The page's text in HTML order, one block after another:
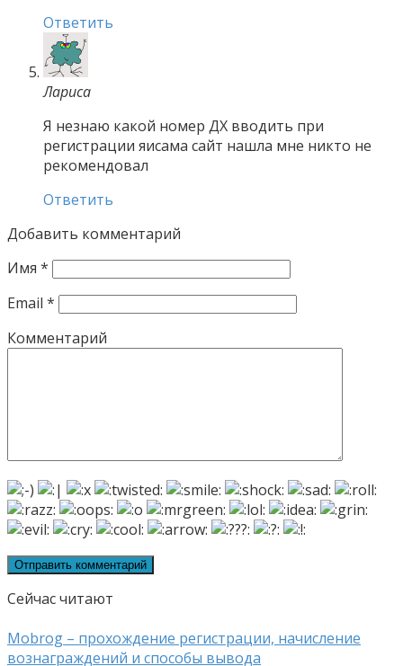
Ответить
Лариса
Я незнаю какой номер ДХ вводить при
регистрации яисама сайт нашла мне никто не
рекомендовал
Ответить
Добавить комментарий
Имя *
Email *
Комментарий
Сейчас читают
Mobrog – прохождение регистрации, начисление
вознаграждений и способы вывода